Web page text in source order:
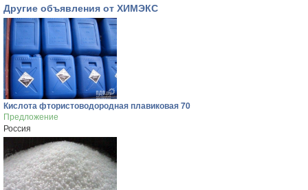
Другие объявления от ХИМЭКС
Кислота фтористоводородная плавиковая 70
Предложение
Россия